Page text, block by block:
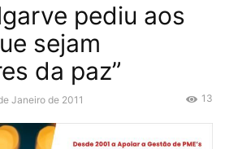
pediu aos
sejam
da paz”
Janeiro de 2011 13